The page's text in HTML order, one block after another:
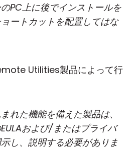
PC上に後でインストールを
ートカットを配置してはな
Utilities製品によって行
れた機能を備えた製品は、
および/またはプライバ
し、説明する必要がありま